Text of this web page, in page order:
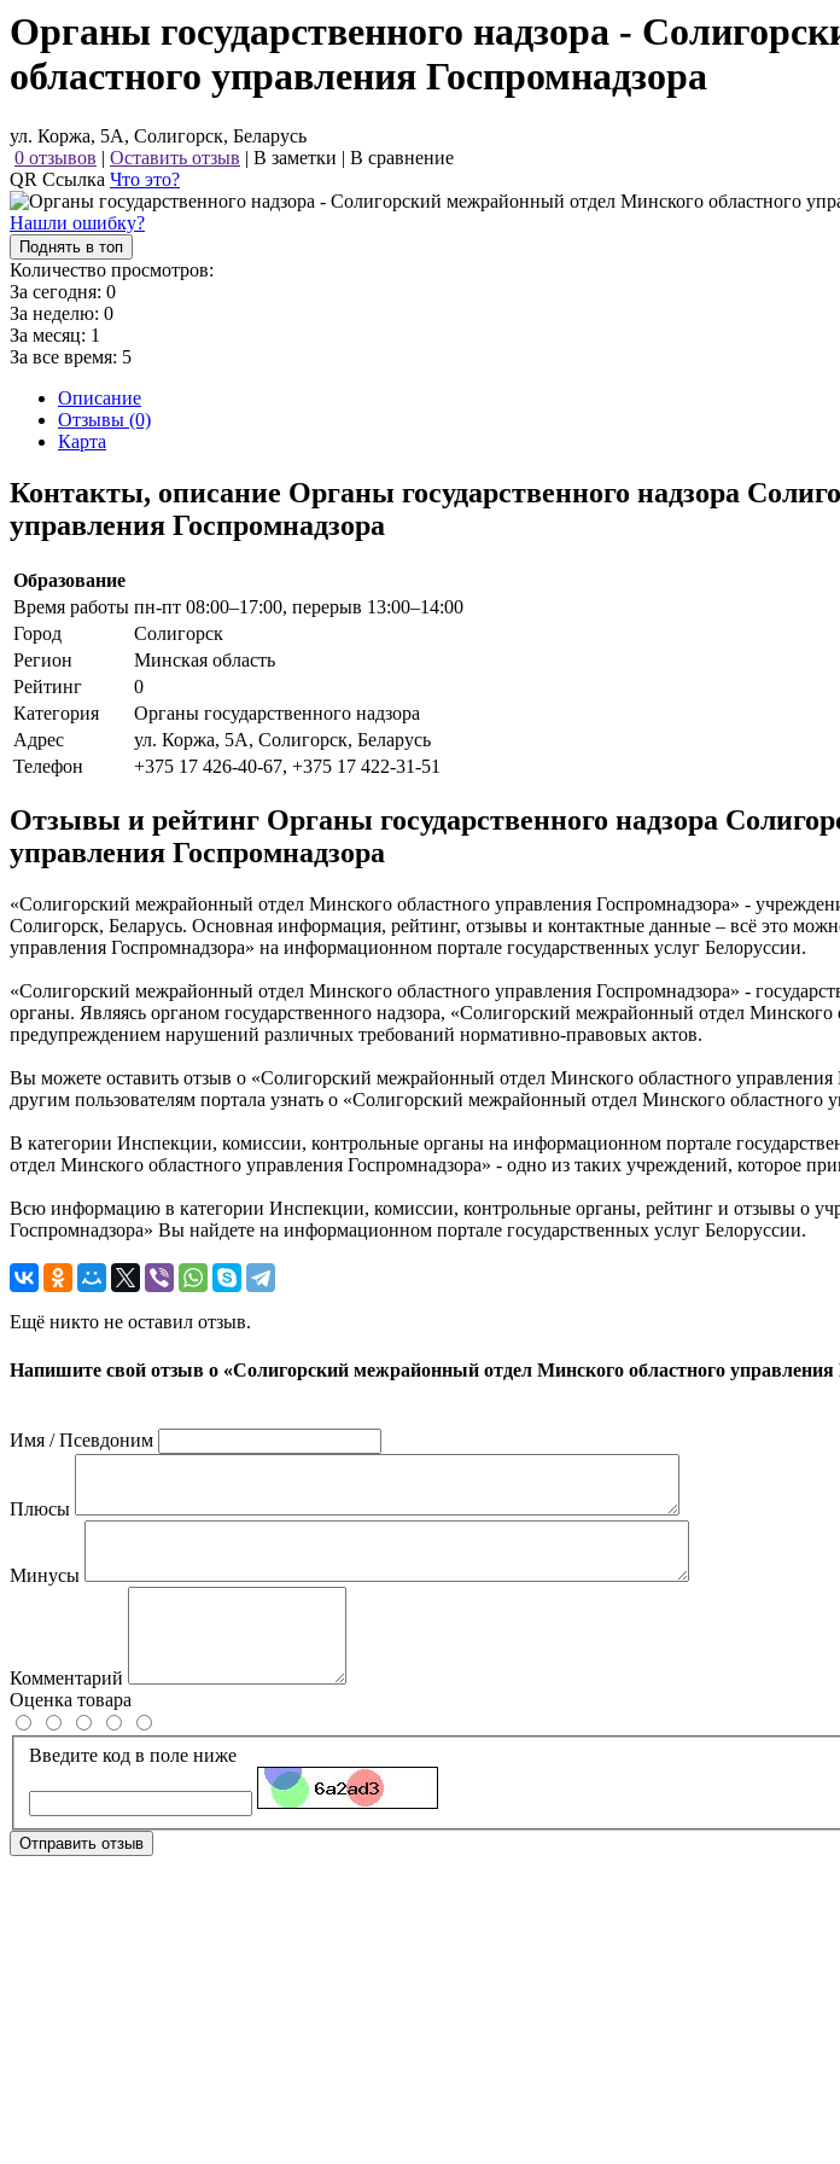
Органы государственного надзора -
областного управления Госпромнадзора
ул. Коржа, 5А, Солигорск, Беларусь
0 отзывов | Оставить отзыв | В заметки | В сравнение
QR Ссылка Что это?
Нашли ошибку?
Поднять в топ
Количество просмотров:
За сегодня: 0
За неделю: 0
За месяц: 1
За все время: 5
Описание
Отзывы (0)
Карта
Контакты, описание Органы государственного надзора
управления Госпромнадзора
Образование
Время работы пн-пт 08:00–17:00, перерыв 13:00–14:00
Город
Солигорск
Регион
Минская область
Рейтинг
0
Категория
Органы государственного надзора
Адрес
ул. Коржа, 5А, Солигорск, Беларусь
Телефон
+375 17 426-40-67, +375 17 422-31-51
Отзывы и рейтинг Органы государственного надзора
управления Госпромнадзора
«Солигорский межрайонный отдел Минского областного управления Госпромнадзора» -
Солигорск, Беларусь. Основная информация, рейтинг, отзывы и контактные данные – всё это
управления Госпромнадзора» на информационном портале государственных услуг Белоруссии.
«Солигорский межрайонный отдел Минского областного управления Госпромнадзора» -
органы. Являясь органом государственного надзора, «Солигорский межрайонный отдел
предупреждением нарушений различных требований нормативно-правовых актов.
Вы можете оставить отзыв о «Солигорский межрайонный отдел Минского областного
другим пользователям портала узнать о «Солигорский межрайонный отдел Минского областного
В категории Инспекции, комиссии, контрольные органы на информационном портале
отдел Минского областного управления Госпромнадзора» - одно из таких учреждений, которое
Всю информацию в категории Инспекции, комиссии, контрольные органы, рейтинг и отзывы о
Госпромнадзора» Вы найдете на информационном портале государственных услуг Белоруссии.
Ещё никто не оставил отзыв.
Напишите свой отзыв о «Солигорский межрайонный отдел Минского областного управления
Имя / Псевдоним
Плюсы
Минусы
Комментарий
Оценка товара
Введите код в поле ниже
Отправить отзыв